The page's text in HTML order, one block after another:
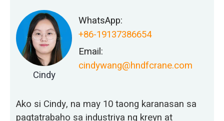
Cindy
WhatsApp:
+86-19137386654
Email:
cindywang@hndfcrane.com
Ako si Cindy, na may 10 taong karanasan sa
pagtatrabaho sa industriya ng kreyn at